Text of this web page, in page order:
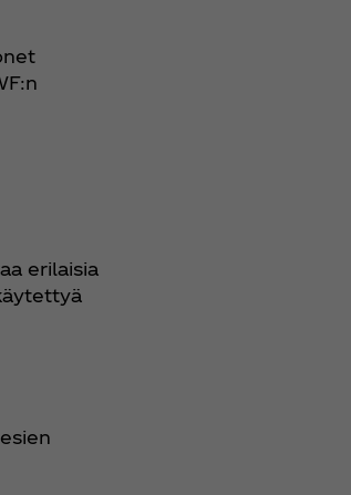
erilaisia